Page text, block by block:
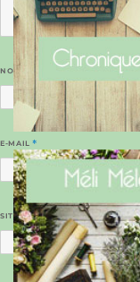
NOM
E-MAIL*
SITE WEB